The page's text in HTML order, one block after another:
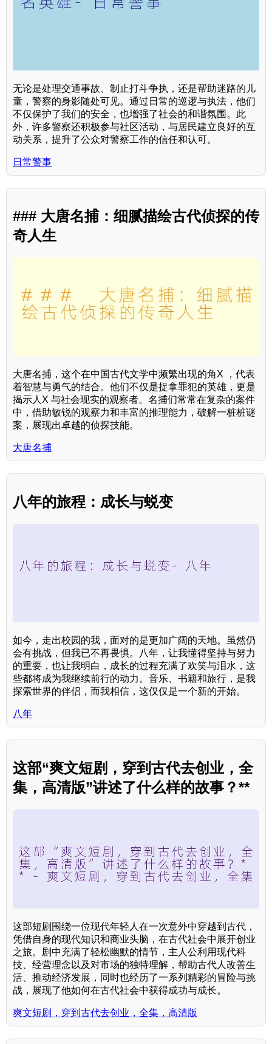
无论是处理交通事故、制止打斗争执，还是帮助迷路的儿
童，警察的身影随处可见。通过日常的巡逻与执法，他们
不仅保护了我们的安全，也增强了社会的和谐氛围。此
外，许多警察还积极参与社区活动，与居民建立良好的互
动关系，提升了公众对警察工作的信任和认可。
日常警事
### 大唐名捕：细腻描绘古代侦探的传
奇人生
大唐名捕，这个在中国古代文学中频繁出现的角X ，代表
着智慧与勇气的结合。他们不仅是捉拿罪犯的英雄，更是
揭示人X 与社会现实的观察者。名捕们常常在复杂的案件
中，借助敏锐的观察力和丰富的推理能力，破解一桩桩谜
案，展现出卓越的侦探技能。
大唐名捕
八年的旅程：成长与蜕变
如今，走出校园的我，面对的是更加广阔的天地。虽然仍
会有挑战，但我已不再畏惧。八年，让我懂得坚持与努力
的重要，也让我明白，成长的过程充满了欢笑与泪水，这
些都将成为我继续前行的动力。音乐、书籍和旅行，是我
探索世界的伴侣，而我相信，这仅仅是一个新的开始。
八年
这部“爽文短剧，穿到古代去创业，全
集，高清版”讲述了什么样的故事？**
这部短剧围绕一位现代年轻人在一次意外中穿越到古代，
凭借自身的现代知识和商业头脑，在古代社会中展开创业
之旅。剧中充满了轻松幽默的情节，主人公利用现代科
技、经营理念以及对市场的独特理解，帮助古代人改善生
活、推动经济发展，同时也经历了一系列精彩的冒险与挑
战，展现了他如何在古代社会中获得成功与成长。
爽文短剧，穿到古代去创业，全集，高清版